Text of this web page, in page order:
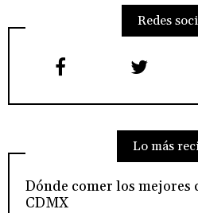
Redes
Lo más
Dónde comer los mejores
CDMX